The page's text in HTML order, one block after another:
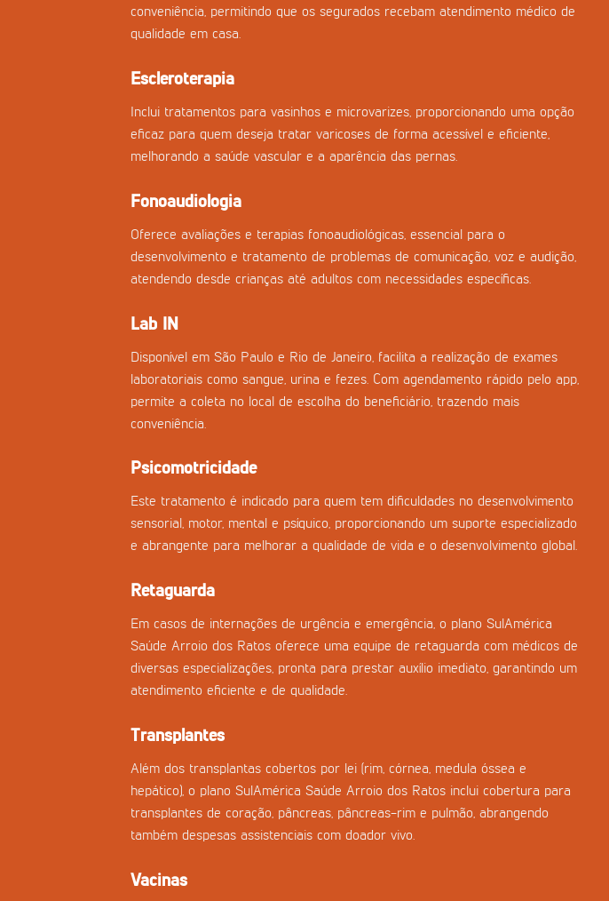
conveniência, permitindo que os segurados recebam atendimento médico de
qualidade em casa.
Escleroterapia
Inclui tratamentos para vasinhos e microvarizes, proporcionando uma opção
eficaz para quem deseja tratar varicoses de forma acessível e eficiente,
melhorando a saúde vascular e a aparência das pernas.
Fonoaudiologia
Oferece avaliações e terapias fonoaudiológicas, essencial para o
desenvolvimento e tratamento de problemas de comunicação, voz e audição,
atendendo desde crianças até adultos com necessidades específicas.
Lab IN
Disponível em São Paulo e Rio de Janeiro, facilita a realização de exames
laboratoriais como sangue, urina e fezes. Com agendamento rápido pelo app,
permite a coleta no local de escolha do beneficiário, trazendo mais
conveniência.
Psicomotricidade
Este tratamento é indicado para quem tem dificuldades no desenvolvimento
sensorial, motor, mental e psíquico, proporcionando um suporte especializado
e abrangente para melhorar a qualidade de vida e o desenvolvimento global.
Retaguarda
Em casos de internações de urgência e emergência, o plano SulAmérica
Saúde Arroio dos Ratos oferece uma equipe de retaguarda com médicos de
diversas especializações, pronta para prestar auxílio imediato, garantindo um
atendimento eficiente e de qualidade.
Transplantes
Além dos transplantas cobertos por lei (rim, córnea, medula óssea e
hepático), o plano SulAmérica Saúde Arroio dos Ratos inclui cobertura para
transplantes de coração, pâncreas, pâncreas-rim e pulmão, abrangendo
também despesas assistenciais com doador vivo.
Vacinas